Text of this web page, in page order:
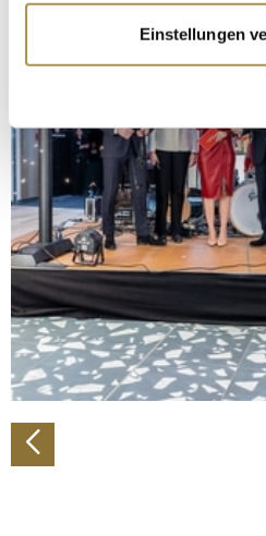
Informationen über Ihre
erfassen, welche bis auf
bestimmten Merkmalen
Erfahren Sie mehr darüber,
verarbeitet werden, und legen
Abschnitt Einzelheitenfest.
Wir verwenden Cookies, um
personalisieren, Funktionen
zu können und die Zugriffe auf
analysieren. Außerdem geben
Verwendung unserer Website
Partner führen diese
weiteren Daten zusammen,
Einstellungen